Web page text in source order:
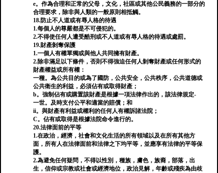
e。作為合理和正常的父母，文化，社區或其他公民義務的一部分的
合理要求，除非與人類的一般原則相抵觸。
18.防止不人道或有辱人格的待遇
1.每個人的尊嚴都是不可侵犯的。
2.不得使任何人遭受酷刑或不人道或有辱人格的待遇或處罰。
19.財產剝奪保護
1.一個人有權單獨或與他人共同擁有財產。
2.除非滿足以下條件，否則不得強迫任何人剝奪財產或任何形式的
財產權益或所有權：
一種。為公共目的或為了國防，公共安全，公共秩序，公共道德或
公共衛生的利益，必須佔有或取得財產；
b。強制佔有或購置該財產是根據一項法律作出的，該法律規定-
一世。及時支付公平和適當的賠償；和
ii。與財產有利益或權利的任何人有權訴諸法院；
C。佔有或取得是根據法院命令進行的。
20.法律面前的平等
1.在政治，經濟，社會和文化生活的所有領域以及在所有其他方
面，所有人在法律面前和法律之下均平等，並應享有法律的平等保
護。
2.為避免任何疑問，不得以性別，種族，膚色，族裔，部落，出
生，信仰或宗教或社會或經濟地位，政治見解，年齡或殘疾為由歧